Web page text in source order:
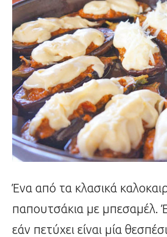
Ένα από τα κλασικά
παπουτσάκια με μπεσαμέλ.
εάν πετύχει είναι μία